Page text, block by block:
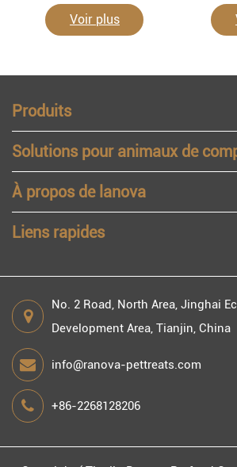
Voir plus
Produits
Solutions pour animaux de
À propos de lanova
Liens rapides
No. 2 Road, North Area, Jinghai
Development Area, Tianjin, China
info@ranova-pettreats.com
+86-2268128206